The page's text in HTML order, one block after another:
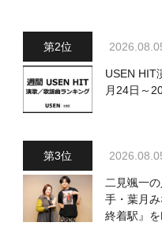
USEN HIT
月24日～
二見颯一
手・葉月
終着駅』を